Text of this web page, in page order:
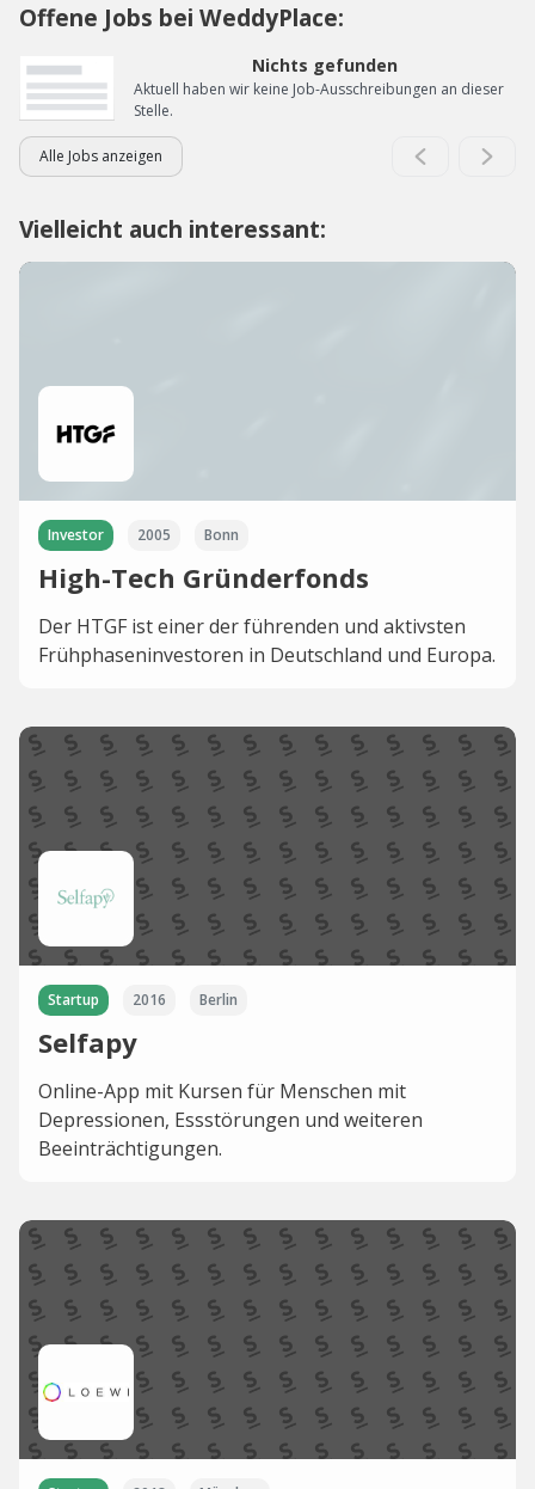
Offene Jobs bei WeddyPlace:
Nichts gefunden
Aktuell haben wir keine Job-Ausschreibungen an dieser
Stelle.
Alle Jobs anzeigen
Vielleicht auch interessant:
Investor 2005 Bonn
High-Tech Gründerfonds
Der HTGF ist einer der führenden und aktivsten
Frühphaseninvestoren in Deutschland und Europa.
Startup 2016 Berlin
Selfapy
Online-App mit Kursen für Menschen mit
Depressionen, Essstörungen und weiteren
Beeinträchtigungen.